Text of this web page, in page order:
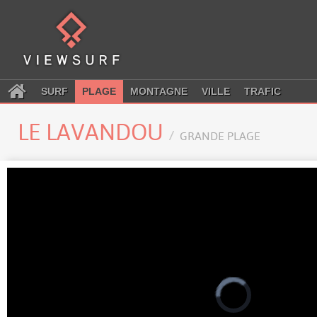
SURF PLAGE MONTAGNE VILLE TRAFIC
LE LAVANDOU GRANDE PLAGE